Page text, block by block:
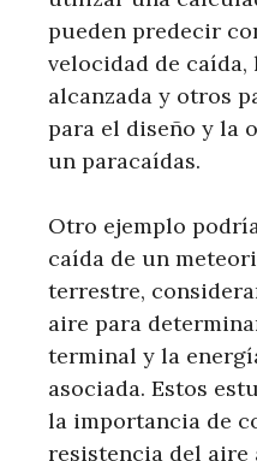
pueden predecir
velocidad de
alcanzada y otros
para el diseño y la
un paracaídas.
Otro ejemplo
caída de un
terrestre,
aire para
terminal y la
asociada. Estos
la importancia de
resistencia del aire